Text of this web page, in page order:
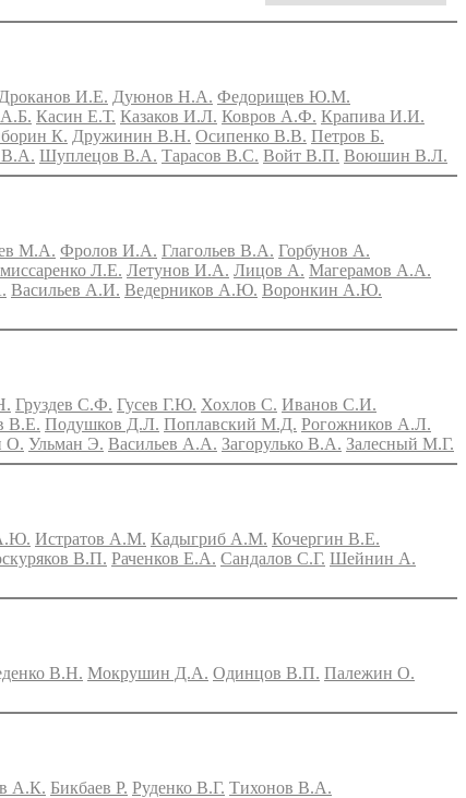
Дроканов И.Е. Дуюнов Н.А. Федорищев Ю.М.
Касин Е.Т. Казаков И.Л. Ковров А.Ф. Крапива И.И.
К. Дружинин В.Н. Осипенко В.В. Петров Б.
Шуплецов В.А. Тарасов В.С. Войт В.П. Воюшин В.Л.
М.А. Фролов И.А. Глагольев В.А. Горбунов А.
Л.Е. Летунов И.А. Лицов А. Магерамов А.А.
Васильев А.И. Ведерников А.Ю. Воронкин А.Ю.
Груздев С.Ф. Гусев Г.Ю. Хохлов С. Иванов С.И.
В.Е. Подушков Д.Л. Поплавский М.Д. Рогожников А.Л.
О. Ульман Э. Васильев А.А. Загорулько В.А. Залесный М.Г.
Истратов А.М. Кадыгриб А.М. Кочергин В.Е.
В.П. Раченков Е.А. Сандалов С.Г. Шейнин А.
В.Н. Мокрушин Д.А. Одинцов В.П. Палежин О.
А.К. Бикбаев Р. Руденко В.Г. Тихонов В.А.